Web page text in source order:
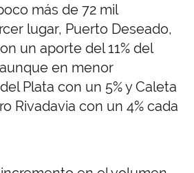
más de 72 mil
lugar, Puerto Deseado,
un aporte del 11% del
en menor
Plata con un 5% y Caleta
Rivadavia con un 4% cada